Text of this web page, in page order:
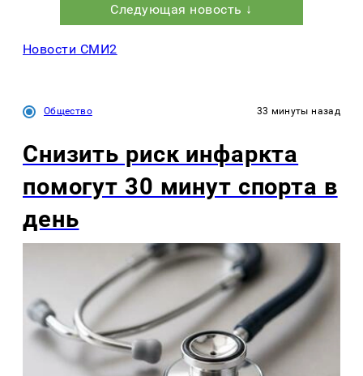
Следующая новость ↓
Новости СМИ2
Общество 33 минуты назад
Снизить риск инфаркта
помогут 30 минут спорта в
день